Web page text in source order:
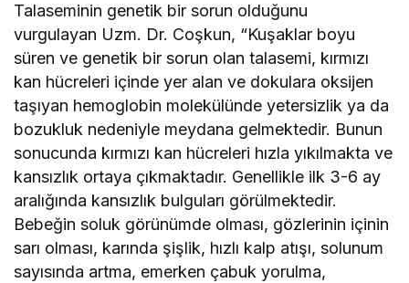
Talaseminin genetik bir sorun olduğunu
vurgulayan Uzm. Dr. Coşkun, “Kuşaklar boyu
süren ve genetik bir sorun olan talasemi, kırmızı
kan hücreleri içinde yer alan ve dokulara oksijen
taşıyan hemoglobin molekülünde yetersizlik ya da
bozukluk nedeniyle meydana gelmektedir. Bunun
sonucunda kırmızı kan hücreleri hızla yıkılmakta ve
kansızlık ortaya çıkmaktadır. Genellikle ilk 3-6 ay
aralığında kansızlık bulguları görülmektedir.
Bebeğin soluk görünümde olması, gözlerinin içinin
sarı olması, karında şişlik, hızlı kalp atışı, solunum
sayısında artma, emerken çabuk yorulma,